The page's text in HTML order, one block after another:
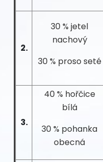
2.
30 % jetel
nachový
30 % proso seté
3.
40 % hořčice
bílá
30 % pohanka
obecná